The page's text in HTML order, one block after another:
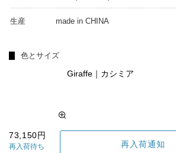
生産 made in CHINA
色とサイズ
Giraffe｜カシミア
73,150円
再入荷待ち 再入荷通知